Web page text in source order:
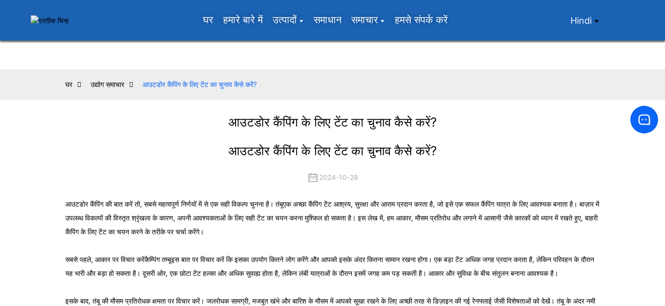
घर हमारे बारे में उत्पादों समाधान समाचार हमसे संपर्क करें Hindi
घर उद्योग समाचार आउटडोर कैंपिंग के लिए टेंट का चुनाव कैसे करें?
आउटडोर कैंपिंग के लिए टेंट का चुनाव कैसे करें?
आउटडोर कैंपिंग के लिए टेंट का चुनाव कैसे करें?
2024-10-28
आउटडोर कैंपिंग की बात करें तो, सबसे महत्वपूर्ण निर्णयों में से एक सही विकल्प चुनना है। तंबूएक अच्छा कैंपिंग टेंट आश्रय, सुरक्षा और आराम प्रदान करता है, जो इसे एक सफल कैंपिंग यात्रा के लिए आवश्यक बनाता है। बाज़ार में
उपलब्ध विकल्पों की विस्तृत श्रृंखला के कारण, अपनी आवश्यकताओं के लिए सही टेंट का चयन करना मुश्किल हो सकता है। इस लेख में, हम आकार, मौसम प्रतिरोध और लगाने में आसानी जैसे कारकों को ध्यान में रखते हुए, बाहरी
कैंपिंग के लिए टेंट का चयन करने के तरीके पर चर्चा करेंगे।
सबसे पहले, आकार पर विचार करेंकैम्पिंग तम्बूइस बात पर विचार करें कि इसका उपयोग कितने लोग करेंगे और आपको इसके अंदर कितना सामान रखना होगा। एक बड़ा टेंट अधिक जगह प्रदान करता है, लेकिन परिवहन के दौरान
यह भारी और बड़ा हो सकता है। दूसरी ओर, एक छोटा टेंट हल्का और अधिक सुवाह्य होता है, लेकिन लंबी यात्राओं के दौरान इसमें जगह कम पड़ सकती है। आकार और सुविधा के बीच संतुलन बनाना आवश्यक है।
इसके बाद, तंबू की मौसम प्रतिरोधक क्षमता पर विचार करें। जलरोधक सामग्री, मजबूत खंभे और बारिश के मौसम में आपको सूखा रखने के लिए अच्छी तरह से डिज़ाइन की गई रेनफ्लाई जैसी विशेषताओं को देखें। तंबू के अंदर नमी